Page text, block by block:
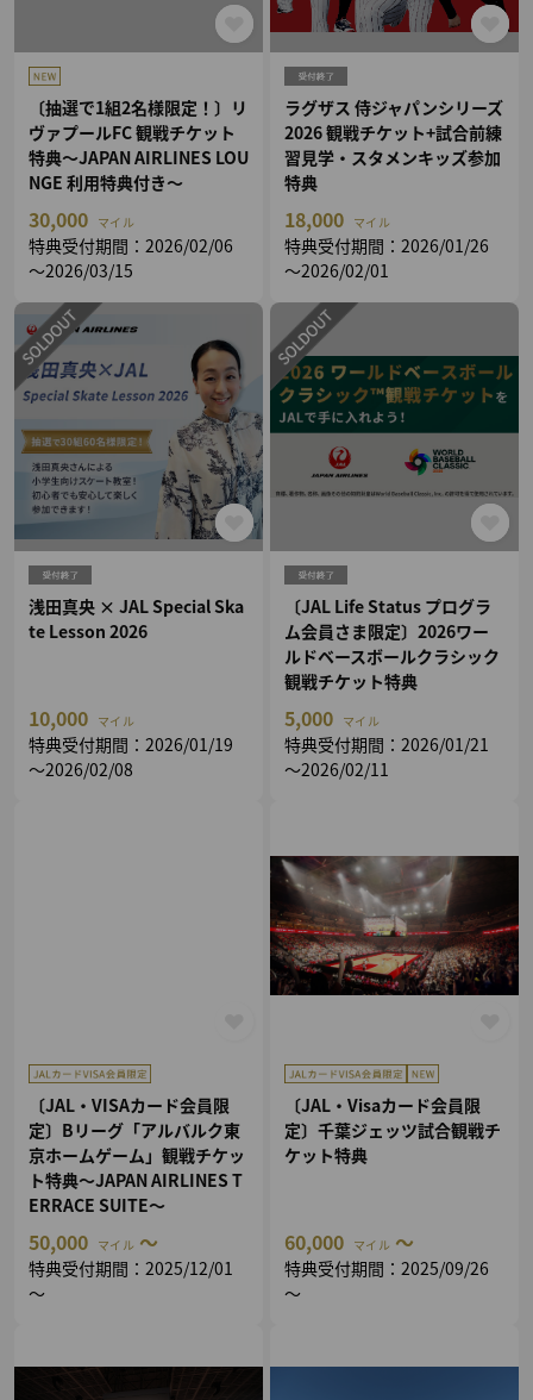
〔抽選で1組2名様限定！〕リ
ヴァプールFC 観戦チケット
特典～JAPAN AIRLINES LOU
NGE 利用特典付き～
30,000 マイル
特典受付期間：2026/02/06
～2026/03/15
ラグザス 侍ジャパンシリーズ
2026 観戦チケット+試合前練
習見学・スタメンキッズ参加
特典
18,000 マイル
特典受付期間：2026/01/26
～2026/02/01
浅田真央 × JAL Special Ska
te Lesson 2026
10,000 マイル
特典受付期間：2026/01/19
～2026/02/08
〔JAL Life Status プログラ
ム会員さま限定〕2026ワー
ルドベースボールクラシック
観戦チケット特典
5,000 マイル
特典受付期間：2026/01/21
～2026/02/11
〔JAL・VISAカード会員限
定〕Bリーグ「アルバルク東
京ホームゲーム」観戦チケッ
ト特典～JAPAN AIRLINES T
ERRACE SUITE～
50,000 マイル ～
特典受付期間：2025/12/01
～
〔JAL・Visaカード会員限
定〕千葉ジェッツ試合観戦チ
ケット特典
60,000 マイル ～
特典受付期間：2025/09/26
～